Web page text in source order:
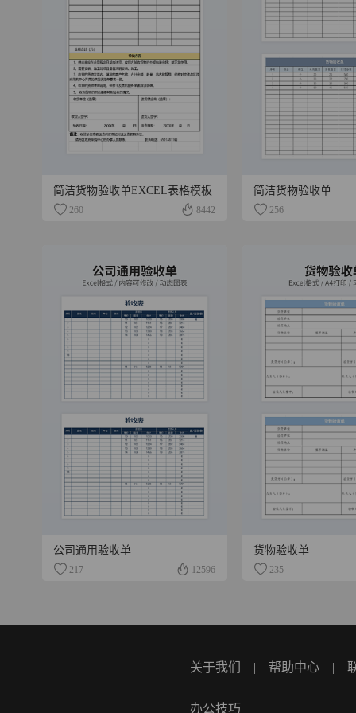
简洁货物验收单EXCEL表格模板
260 8442
简洁货物验收单
256
公司通用验收单
217 12596
货物验收单
235
关于我们 | 帮助中心 |
办公技巧